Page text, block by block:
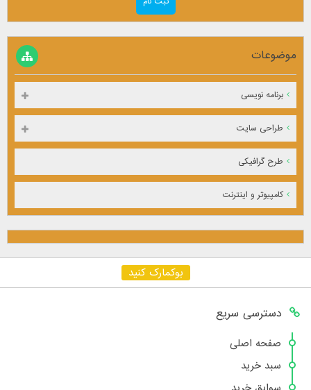
موضوعات
برنامه نویسی
طراحی سایت
طرح گرافیکی
کامپیوتر و اینترنت
بوکمارک کنید
دسترسی سریع
صفحه اصلی
سبد خرید